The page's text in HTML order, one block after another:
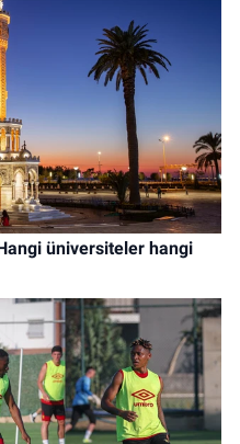
üniversiteler hangi